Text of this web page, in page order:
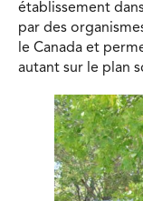
établissement
par des
le Canada et
autant sur le plan